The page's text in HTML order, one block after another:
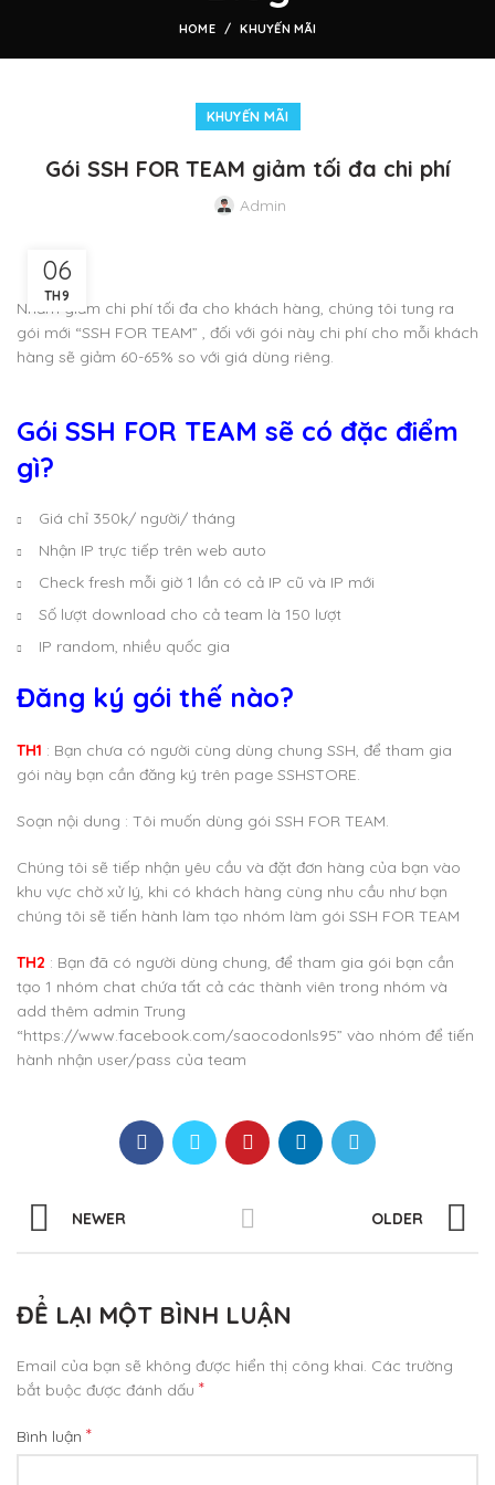
HOME KHUYẾN MÃI
KHUYẾN MÃI
Gói SSH FOR TEAM giảm tối đa chi phí
Admin
06
TH9
Nhằm giảm chi phí tối đa cho khách hàng, chúng tôi tung ra
gói mới “SSH FOR TEAM” , đối với gói này chi phí cho mỗi khách
hàng sẽ giảm 60-65% so với giá dùng riêng.
Gói SSH FOR TEAM sẽ có đặc điểm
gì?
Giá chỉ 350k/ người/ tháng
Nhận IP trực tiếp trên web auto
Check fresh mỗi giờ 1 lần có cả IP cũ và IP mới
Số lượt download cho cả team là 150 lượt
IP random, nhiều quốc gia
Đăng ký gói thế nào?
TH1 : Bạn chưa có người cùng dùng chung SSH, để tham gia
gói này bạn cần đăng ký trên page SSHSTORE.
Soạn nội dung : Tôi muốn dùng gói SSH FOR TEAM.
Chúng tôi sẽ tiếp nhận yêu cầu và đặt đơn hàng của bạn vào
khu vực chờ xử lý, khi có khách hàng cùng nhu cầu như bạn
chúng tôi sẽ tiến hành làm tạo nhóm làm gói SSH FOR TEAM
TH2 : Bạn đã có người dùng chung, để tham gia gói bạn cần
tạo 1 nhóm chat chứa tất cả các thành viên trong nhóm và
add thêm admin Trung
“https://www.facebook.com/saocodonls95” vào nhóm để tiến
hành nhận user/pass của team
NEWER OLDER
ĐỂ LẠI MỘT BÌNH LUẬN
Email của bạn sẽ không được hiển thị công khai. Các trường
bắt buộc được đánh dấu *
Bình luận *